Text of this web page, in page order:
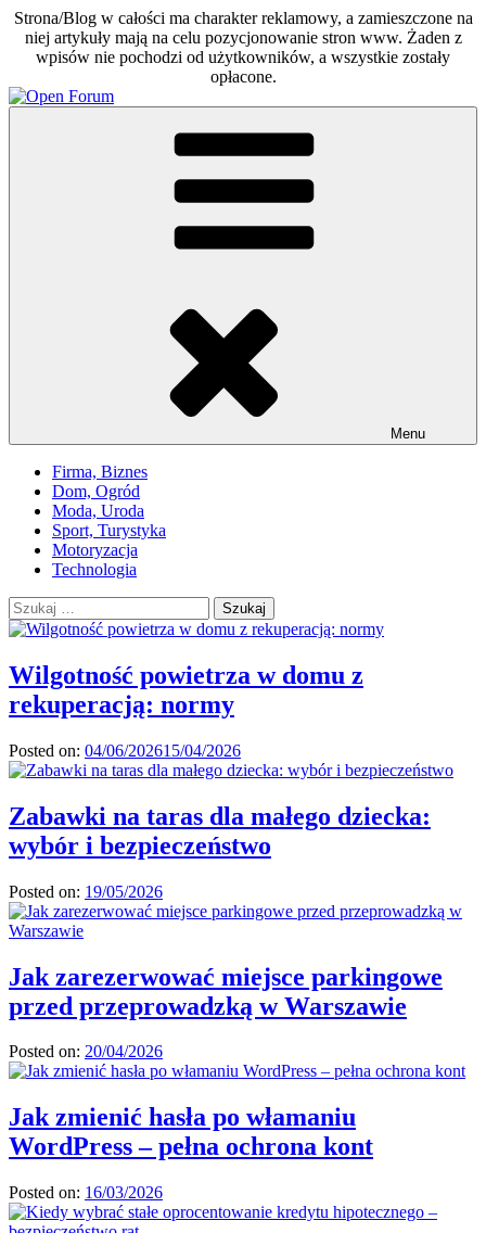
Strona/Blog w całości ma charakter reklamowy, a zamieszczone na
niej artykuły mają na celu pozycjonowanie stron www. Żaden z
wpisów nie pochodzi od użytkowników, a wszystkie zostały
opłacone.
Skip
to
Otwarte forum dla każdego
Menu
Firma, Biznes
Dom, Ogród
Moda, Uroda
Sport, Turystyka
Motoryzacja
Technologia
Szukaj:
Wilgotność powietrza w domu z
rekuperacją: normy
Posted on: 04/06/202615/04/2026
Zabawki na taras dla małego dziecka:
wybór i bezpieczeństwo
Posted on: 19/05/2026
Jak zarezerwować miejsce parkingowe
przed przeprowadzką w Warszawie
Posted on: 20/04/2026
Jak zmienić hasła po włamaniu
WordPress – pełna ochrona kont
Posted on: 16/03/2026